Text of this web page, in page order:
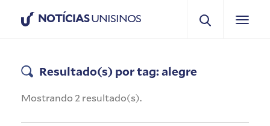
NOTÍCIASUNISINOS
Resultado(s) por tag: alegre
Mostrando 2 resultado(s).